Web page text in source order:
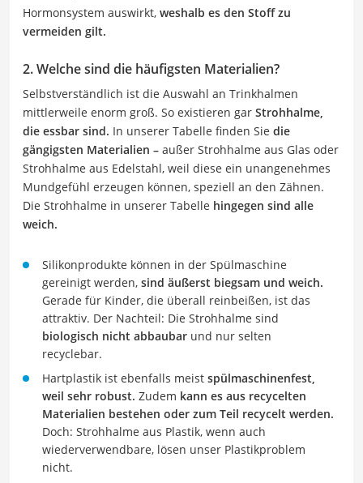
Hormonsystem auswirkt, weshalb es den Stoff zu
vermeiden gilt.
2. Welche sind die häufigsten Materialien?
Selbstverständlich ist die Auswahl an Trinkhalmen
mittlerweile enorm groß. So existieren gar Strohhalme,
die essbar sind. In unserer Tabelle finden Sie die
gängigsten Materialien – außer Strohhalme aus Glas oder
Strohhalme aus Edelstahl, weil diese ein unangenehmes
Mundgefühl erzeugen können, speziell an den Zähnen.
Die Strohhalme in unserer Tabelle hingegen sind alle
weich.
Silikonprodukte können in der Spülmaschine
gereinigt werden, sind äußerst biegsam und weich.
Gerade für Kinder, die überall reinbeißen, ist das
attraktiv. Der Nachteil: Die Strohhalme sind
biologisch nicht abbaubar und nur selten
recyclebar.
Hartplastik ist ebenfalls meist spülmaschinenfest,
weil sehr robust. Zudem kann es aus recycelten
Materialien bestehen oder zum Teil recycelt werden.
Doch: Strohhalme aus Plastik, wenn auch
wiederverwendbare, lösen unser Plastikproblem
nicht.